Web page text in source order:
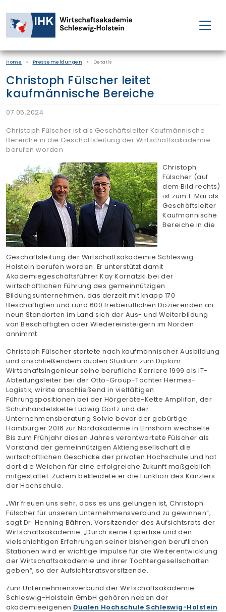
FÜR EINZELPERSONEN
FÜR UNTERNEHMEN
PROJEKTE
NEWS
ÜBER UNS
Finden Sie Ihre Weiterbildung
SUCHEN
Home Pressemeldungen Details
Christoph Fülscher leitet
kaufmännische Bereiche
07.05.2024
Christoph Fülscher ist als Geschäftsleiter Kaufmännische
Bereiche in die Geschäftsleitung der Wirtschaftsakademie
berufen worden
Christoph
Fülscher (auf
dem Bild rechts)
ist zum 1. Mai als
Geschäftsleiter
Kaufmännische
Bereiche in die
Geschäftsleitung der Wirtschaftsakademie Schleswig-
Holstein berufen worden. Er unterstützt damit
Akademiegeschäftsführer Kay Kornatzki bei der
wirtschaftlichen Führung des gemeinnützigen
Bildungsunternehmen, das derzeit mit knapp 170
Beschäftigten und rund 600 freiberuflichen Dozierenden an
neun Standorten im Land sich der Aus- und Weiterbildung
von Beschäftigten oder Wiedereinsteigern im Norden
annimmt.
Christoph Fülscher startete nach kaufmännischer Ausbildung
und anschließendem dualen Studium zum Diplom-
Wirtschaftsingenieur seine berufliche Karriere 1999 als IT-
Abteilungsleiter bei der Otto-Group-Tochter Hermes-
Logistik, wirkte anschließend in vielfältigen
Führungspositionen bei der Hörgeräte-Kette Amplifon, der
Schuhhandelskette Ludwig Görtz und der
Unternehmensberatung Solvie bevor der gebürtige
Hamburger 2016 zur Nordakademie in Elmshorn wechselte.
Bis zum Frühjahr diesen Jahres verantwortete Fülscher als
Vorstand der gemeinnützigen Aktiengesellschaft die
wirtschaftlichen Geschicke der privaten Hochschule und hat
dort die Weichen für eine erfolgreiche Zukunft maßgeblich
mitgestaltet. Zudem bekleidete er die Funktion des Kanzlers
der Hochschule.
„Wir freuen uns sehr, dass es uns gelungen ist, Christoph
Fülscher für unseren Unternehmensverbund zu gewinnen“,
sagt Dr. Henning Bähren, Vorsitzender des Aufsichtsrats der
Wirtschaftsakademie. „Durch seine Expertise und den
vielschichtigen Erfahrungen seiner bisherigen beruflichen
Stationen wird er wichtige Impulse für die Weiterentwicklung
der Wirtschaftsakademie und ihrer Tochtergesellschaften
geben“, so der Aufsichtsratsvorsitzende.
Zum Unternehmensverbund der Wirtschaftsakademie
Schleswig-Holstein GmbH gehören neben der
akademieeigenen Dualen Hochschule Schleswig-Holstein